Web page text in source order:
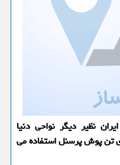
نظیر دیگر نواحی دنیا
تن پوش پرسنل استفاده می